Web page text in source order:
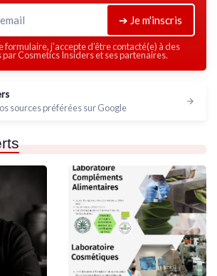
➔ Je m'inscris
formulaire, j’accepte d’être contacté(e) à des
Cosmetics Insiders et ses partenaires.
sources préférées sur Google